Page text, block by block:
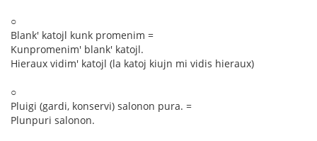
○
Blank' katojl kunk promenim =
Kunpromenim' blank' katojl.
Hieraux vidim' katojl (la katoj kiujn mi vidis hieraux)
○
Pluigi (gardi, konservi) salonon pura. =
Plunpuri salonon.